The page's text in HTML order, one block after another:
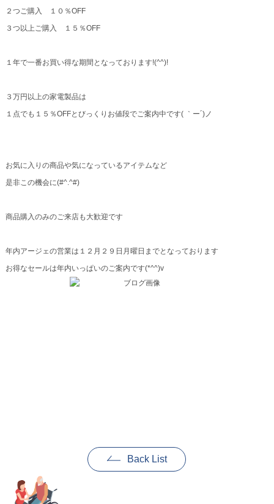
２つご購入 １０％OFF
３つ以上ご購入 １５％OFF
１年で一番お買い得な期間となっております!(^^)!
３万円以上の家電製品は
１点でも１５％OFFとびっくりお値段でご案内中です( ｀ー´)ノ
お気に入りの商品や気になっているアイテムなど
是非この機会に(#^.^#)
商品購入のみのご来店も大歓迎です
年内アージェの営業は１２月２９日月曜日までとなっております
お得なセールは年内いっぱいのご案内です(*^^)v
Back List